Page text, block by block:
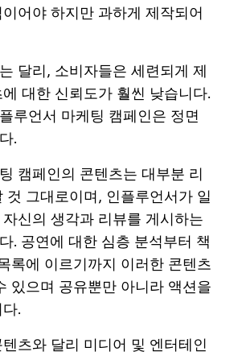
어야 하지만 과하게 제작되어
달리, 소비자들은 세련되게 제
대한 신뢰도가 훨씬 낮습니다.
루언서 마케팅 캠페인은 정면
.
캠페인의 콘텐츠는 대부분 리
것 그대로이며, 인플루언서가 일
신의 생각과 리뷰를 게시하는
. 공연에 대한 심층 분석부터 책
록에 이르기까지 이러한 콘텐츠
있으며 공유뿐만 아니라 액션을
.
츠와 달리 미디어 및 엔터테인